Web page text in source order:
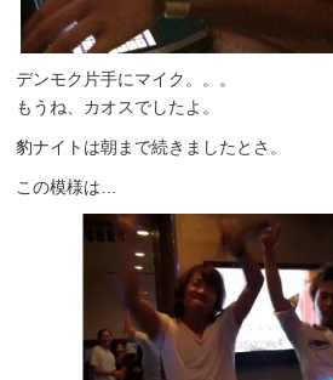
デンモク片手にマイク。。。
もうね、カオスでしたよ。
豹ナイトは朝まで続きましたとさ。
この模様は…